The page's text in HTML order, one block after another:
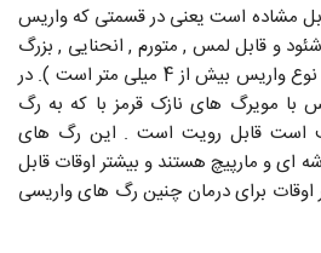
مشاده است یعنی در قسمتی که واریس
و قابل لمس , متورم , انحنایی , بزرگ
و مسطح هسنتد . ( قطر این نوع واریس بیش از 4 میلی متر است ). در
مویرگ های نازک قرمز با که به رگ
است قابل رویت است . این رگ های
ای و مارپیچ هستند و بیشتر اوقات قابل
برای درمان چنین رگ های واریسی